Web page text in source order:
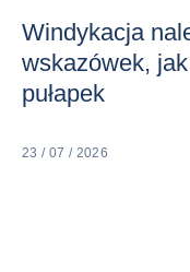
Windykacja
wskazówek,
pułapek
23 / 07 / 2026